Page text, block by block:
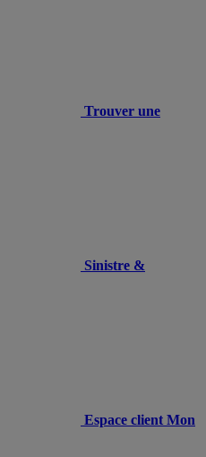
Trouver une
Sinistre &
Espace client Mon